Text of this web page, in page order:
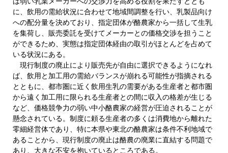
に、飲用の需給状況に合わせて地域間調整を行い、乳製品向け
への配分量を決めており、指定団体が酪農家から一括して生乳
を集荷し、販売委託を受けてメーカーとの価格交渉を担うこと
ができるため、実態は指定団体経由の取引がほとんどを占めて
いる状況にある。
現行制度の廃止により販売先が自由に選択できるようになれ
ば、飲用と加工用の需給バランスが崩れる可能性が指摘される
とともに、都市圏に近く飲用生乳の需要がある生産者と都市圏
から遠く加工用に限られる生産者との間に収入の格差が生じる
など、価格競争力の弱い中小酪農家の経営が圧迫されることが
懸念されている。制度に頼る生産者の多くは消費地から離れた
零細経営体であり、特に本県や東北の酪農家は条件不利地域で
あることから、現行制度の廃止は酪農の廃業に直結する問題で
あり、大きな不安を抱いているところである。